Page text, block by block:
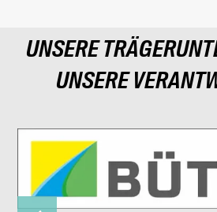
UNSERE
UNSERE